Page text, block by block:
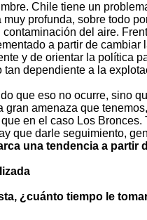
Chile tiene un
profunda, sobre todo
del aire.
a partir de cambiar
y de orientar la política
dependiente a la
que eso no ocurre, sino
gran amenaza que
en el caso Los
que darle seguimiento,
una tendencia a partir
¿cuánto tiempo le